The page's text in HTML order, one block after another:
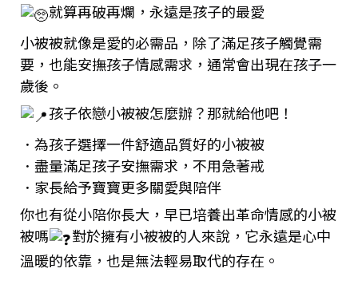
就算再破再爛，永遠是孩子的最愛
小被被就像是愛的必需品，除了滿足孩子觸覺需
要，也能安撫孩子情感需求，通常會出現在孩子一
歲後。
孩子依戀小被被怎麼辦？那就給他吧！
．為孩子選擇一件舒適品質好的小被被
．盡量滿足孩子安撫需求，不用急著戒
．家長給予寶寶更多關愛與陪伴
你也有從小陪你長大，早已培養出革命情感的小被
被嗎
對於擁有小被被的人來說，它永遠是心中
溫暖的依靠，也是無法輕易取代的存在。